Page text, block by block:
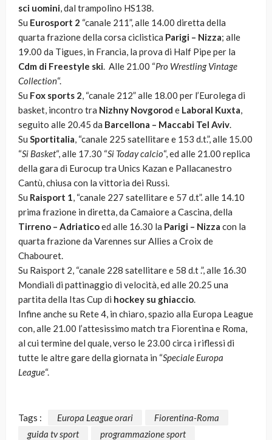
sci uomini, dal trampolino HS138.
Su Eurosport 2 “canale 211”, alle 14.00 diretta della
quarta frazione della corsa ciclistica Parigi – Nizza; alle
19.00 da Tigues, in Francia, la prova di Half Pipe per la
Cdm di Freestyle ski. Alle 21.00 “Pro Wrestling Vintage
Collection“.
Su Fox sports 2, “canale 212” alle 18.00 per l’Eurolega di
basket, incontro tra Nizhny Novgorod e Laboral Kuxta,
seguito alle 20.45 da Barcellona – Maccabi Tel Aviv.
Su Sportitalia, “canale 225 satellitare e 153 d.t.”, alle 15.00
“Si Basket“, alle 17.30 “Si Today calcio“, ed alle 21.00 replica
della gara di Eurocup tra Unics Kazan e Pallacanestro
Cantù, chiusa con la vittoria dei Russi.
Su Raisport 1, “canale 227 satellitare e 57 d.t”. alle 14.10
prima frazione in diretta, da Camaiore a Cascina, della
Tirreno – Adriaticoed alle 16.30 la Parigi – Nizza con la
quarta frazione da Varennes sur Allies a Croix de
Chabouret.
Su Raisport 2, “canale 228 satellitare e 58 d.t .”, alle 16.30
Mondiali di pattinaggio di velocità, ed alle 20.25 una
partita della Itas Cup di hockey su ghiaccio.
Infine anche su Rete 4, in chiaro, spazio alla Europa League
con, alle 21.00 l’attesissimo match tra Fiorentina e Roma,
al cui termine del quale, verso le 23.00 circa i riflessi di
tutte le altre gare della giornata in “Speciale Europa
League“.
Tags : Europa League orari
Fiorentina-Roma
guida tv sport
programmazione sport